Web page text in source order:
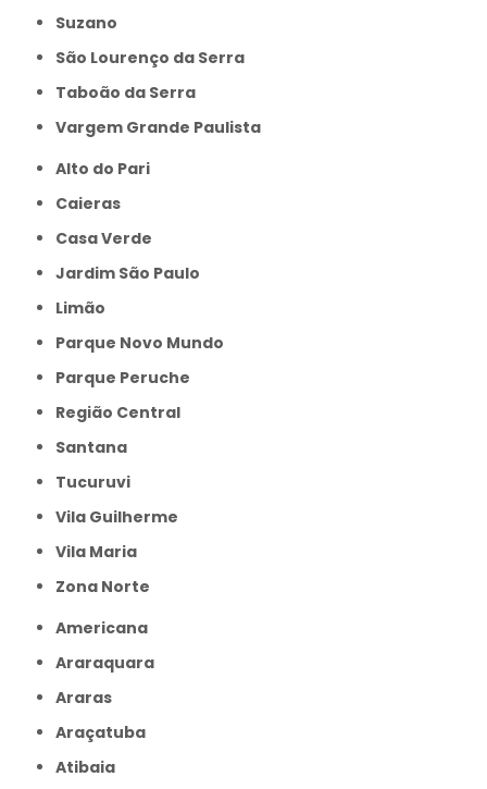
Suzano
São Lourenço da Serra
Taboão da Serra
Vargem Grande Paulista
Alto do Pari
Caieras
Casa Verde
Jardim São Paulo
Limão
Parque Novo Mundo
Parque Peruche
Região Central
Santana
Tucuruvi
Vila Guilherme
Vila Maria
Zona Norte
Americana
Araraquara
Araras
Araçatuba
Atibaia